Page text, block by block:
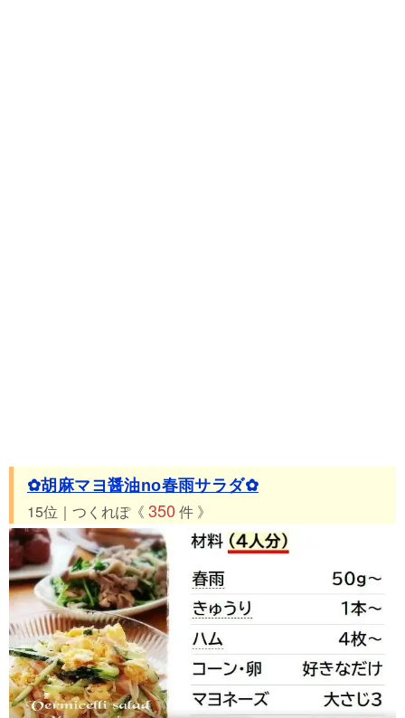
✿胡麻マヨ醤油no春雨サラダ✿
15位｜つくれぽ《 350 件 》